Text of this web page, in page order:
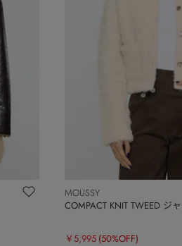
MOUSSY
COMPACT KNIT TWEED ジ
￥5,995 (50%OFF)